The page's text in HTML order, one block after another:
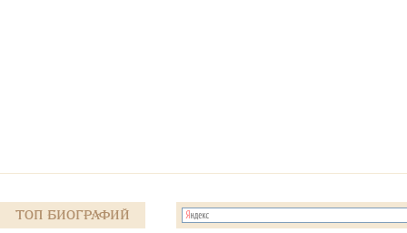
Топ Биографий